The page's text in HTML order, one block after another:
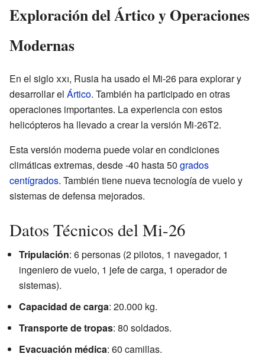
Exploración del Ártico y Operaciones
Modernas
En el sigloxxi, Rusia ha usado el Mi-26 para explorar y
desarrollar el Ártico. También ha participado en otras
operaciones importantes. La experiencia con estos
helicópteros ha llevado a crear la versión Mi-26T2.
Esta versión moderna puede volar en condiciones
climáticas extremas, desde -40 hasta 50 grados
centígrados. También tiene nueva tecnología de vuelo y
sistemas de defensa mejorados.
Datos Técnicos del Mi-26
Tripulación: 6 personas (2 pilotos, 1 navegador, 1
ingeniero de vuelo, 1 jefe de carga, 1 operador de
sistemas).
Capacidad de carga: 20.000 kg.
Transporte de tropas: 80 soldados.
Evacuación médica: 60 camillas.